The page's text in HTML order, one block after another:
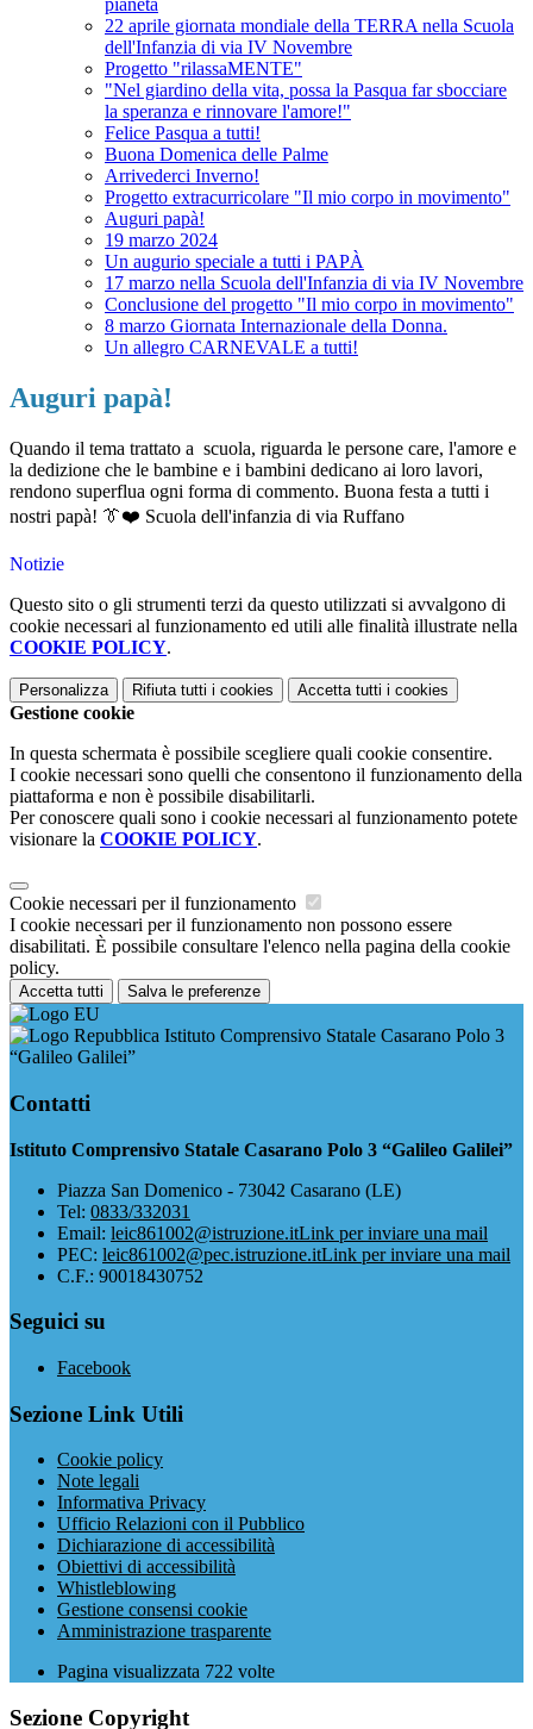
pianeta
22 aprile giornata mondiale della TERRA nella Scuola
dell'Infanzia di via IV Novembre
Progetto "rilassaMENTE"
"Nel giardino della vita, possa la Pasqua far sbocciare
la speranza e rinnovare l'amore!"
Felice Pasqua a tutti!
Buona Domenica delle Palme
Arrivederci Inverno!
Progetto extracurricolare "Il mio corpo in movimento"
Auguri papà!
19 marzo 2024
Un augurio speciale a tutti i PAPÀ
17 marzo nella Scuola dell'Infanzia di via IV Novembre
Conclusione del progetto "Il mio corpo in movimento"
8 marzo Giornata Internazionale della Donna.
Un allegro CARNEVALE a tutti!
Auguri papà!
Quando il tema trattato a scuola, riguarda le persone care, l'amore e
la dedizione che le bambine e i bambini dedicano ai loro lavori,
rendono superflua ogni forma di commento. Buona festa a tutti i
nostri papà! 👔❤️ Scuola dell'infanzia di via Ruffano
Notizie
Questo sito o gli strumenti terzi da questo utilizzati si avvalgono di
cookie necessari al funzionamento ed utili alle finalità illustrate nella
COOKIE POLICY.
Personalizza Rifiuta tutti i cookies Accetta tutti i cookies
Gestione cookie
In questa schermata è possibile scegliere quali cookie consentire.
I cookie necessari sono quelli che consentono il funzionamento della
piattaforma e non è possibile disabilitarli.
Per conoscere quali sono i cookie necessari al funzionamento potete
visionare la COOKIE POLICY.
Cookie necessari per il funzionamento
I cookie necessari per il funzionamento non possono essere
disabilitati. È possibile consultare l'elenco nella pagina della cookie
policy.
Accetta tutti Salva le preferenze
Istituto Comprensivo Statale Casarano Polo 3
“Galileo Galilei”
Contatti
Istituto Comprensivo Statale Casarano Polo 3 “Galileo Galilei”
Piazza San Domenico - 73042 Casarano (LE)
Tel: 0833/332031
Email: leic861002@istruzione.itLink per inviare una mail
PEC: leic861002@pec.istruzione.itLink per inviare una mail
C.F.: 90018430752
Seguici su
Facebook
Sezione Link Utili
Cookie policy
Note legali
Informativa Privacy
Ufficio Relazioni con il Pubblico
Dichiarazione di accessibilità
Obiettivi di accessibilità
Whistleblowing
Gestione consensi cookie
Amministrazione trasparente
Pagina visualizzata 722 volte
Sezione Copyright